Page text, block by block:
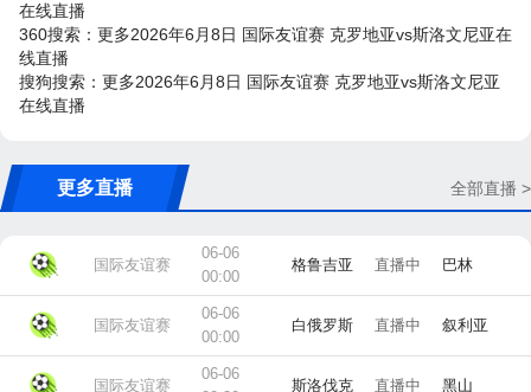
在线直播
360搜索：更多2026年6月8日 国际友谊赛 克罗地亚vs斯洛文尼亚在
线直播
搜狗搜索：更多2026年6月8日 国际友谊赛 克罗地亚vs斯洛文尼亚
在线直播
更多直播 全部直播 >
国际友谊赛
06-06
00:00
格鲁吉亚 直播中 巴林
国际友谊赛
06-06
00:00
白俄罗斯 直播中 叙利亚
国际友谊赛
06-06
斯洛伐克 直播中 黑山